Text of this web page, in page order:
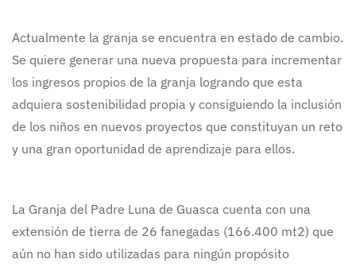
Actualmente la granja se encuentra en estado de cambio.
Se quiere generar una nueva propuesta para incrementar
los ingresos propios de la granja logrando que esta
adquiera sostenibilidad propia y consiguiendo la inclusión
de los niños en nuevos proyectos que constituyan un reto
y una gran oportunidad de aprendizaje para ellos.
La Granja del Padre Luna de Guasca cuenta con una
extensión de tierra de 26 fanegadas (166.400 mt2) que
aún no han sido utilizadas para ningún propósito